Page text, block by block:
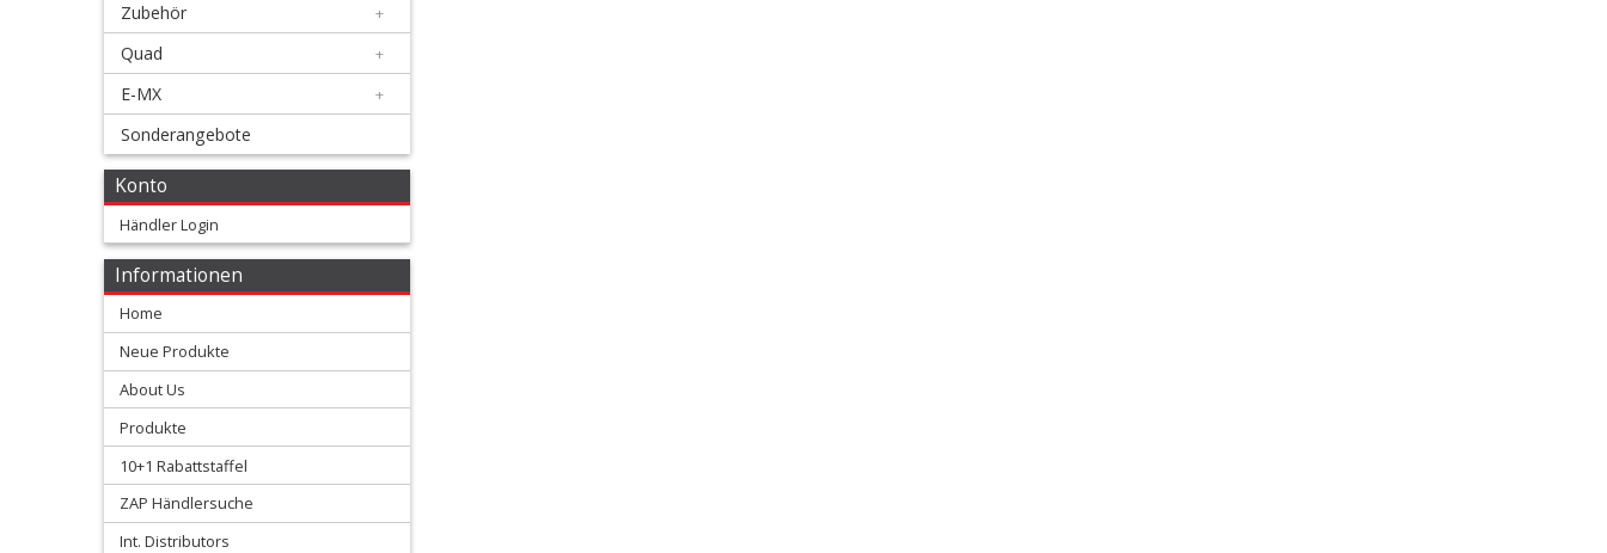
Membranen
Motorteile
Shim
Ventilfedern
Vergaser/Einspritzteile
Vertex
Kolben
Zubehör +
Quad +
E-MX +
Sonderangebote
Konto
Händler Login
Informationen
Home
Neue Produkte
About Us
Produkte
10+1 Rabattstaffel
ZAP Händlersuche
Int. Distributors